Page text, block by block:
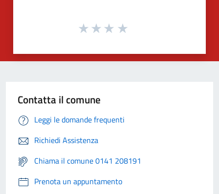
Contatta il comune
Leggi le domande frequenti
Richiedi Assistenza
Chiama il comune 0141 208191
Prenota un appuntamento